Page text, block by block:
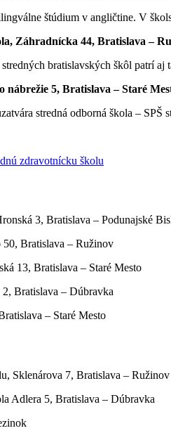
štúdium v angličtine. V
Záhradnícka 44, Bratislava –
bratislavských škôl patrí aj
nábrežie 5, Bratislava – Staré
stredná odborná škola – SPŠ
zdravotnícku školu
3, Bratislava – Podunajské
Bratislava – Ružinov
13, Bratislava – Staré Mesto
Bratislava – Dúbravka
– Staré Mesto
Sklenárova 7, Bratislava – Ružinov
Adlera 5, Bratislava – Dúbravka